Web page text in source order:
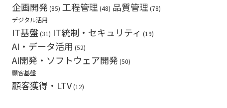
企画開発 (85) 工程管理 (48) 品質管理 (78)
デジタル活用
IT基盤 (31) IT統制・セキュリティ (19)
AI・データ活用 (52)
AI開発・ソフトウェア開発 (50)
顧客基盤
顧客獲得・LTV (12)